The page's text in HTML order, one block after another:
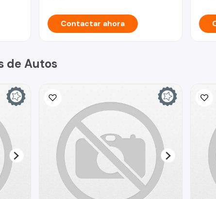
Contactar ahora
de Autos